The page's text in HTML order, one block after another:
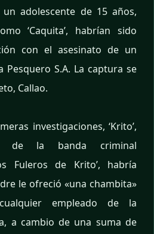
un adolescente de 15 años,
‘Caquita’, habrían sido
con el asesinato de un
S.A. La captura se
Callao.
investigaciones, ‘Krito’,
de la banda criminal
Fuleros de Krito’, habría
le ofreció «una chambita»
empleado de la
a cambio de una suma de